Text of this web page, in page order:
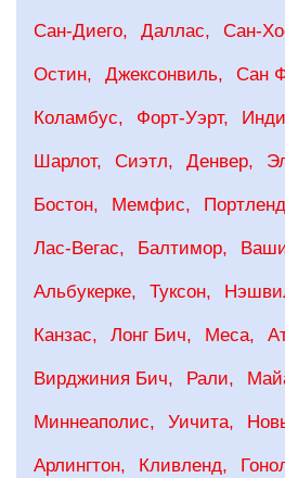
Сан-Диего Даллас Сан-
Остин Джексонвиль Сан
Коламбус Форт-Уэрт
Шарлот Сиэтл Денвер
Бостон Мемфис Портленд
Лас-Вегас Балтимор
Альбукерке Туксон
Канзас Лонг Бич Меса
Вирджиния Бич Рали
Миннеаполис Уичита
Арлингтон Кливленд